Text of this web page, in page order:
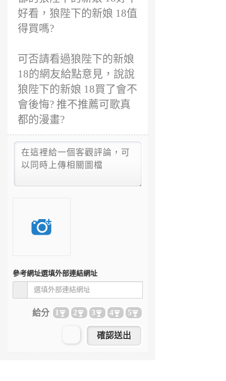
好看，狼陛下的新娘 18值
得買嗎?
可否請看過狼陛下的新娘
18的網友給點意見，說說
狼陛下的新娘 18買了會不
會後悔? 推不推薦可歌真
都的漫畫?
參考網址選填外部連結網址
給分 1 2 3 4 5